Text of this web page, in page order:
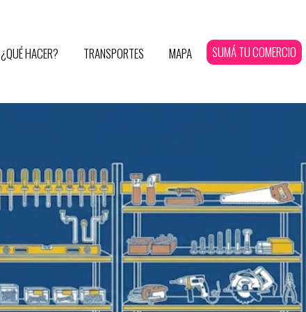
¿QUÉ HACER? TRANSPORTES MAPA SUMÁ TU COMERCIO